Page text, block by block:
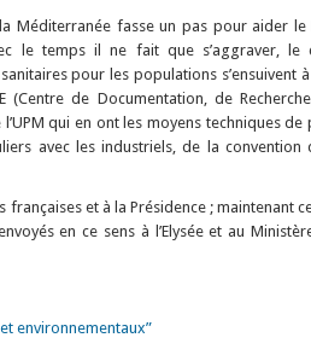
Méditerranée fasse un pas pour aider
le temps il ne fait que s’aggraver,
pour les populations s’ensuivent
de Documentation, de
qui en ont les moyens techniques de
avec les industriels, de la
et à la Présidence ; maintenant
en ce sens à l’Elysée et au
environnementaux”